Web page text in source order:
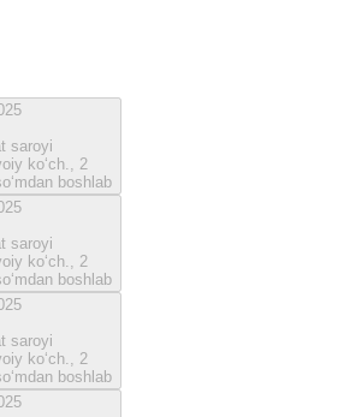
saroyi
ko‘ch., 2
boshlab
saroyi
ko‘ch., 2
boshlab
saroyi
ko‘ch., 2
boshlab